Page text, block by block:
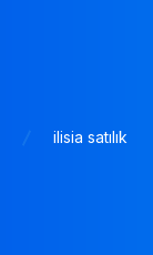
ilisia satılık